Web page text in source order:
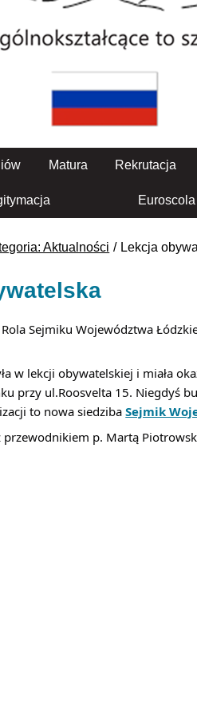
Matura Rekrutacja
Euroscola
Aktualności Lekcja
Sejmiku Województwa
w lekcji obywatelskiej i miała
przy ul.Roosvelta 15. Niegdyś
to nowa siedziba Sejmik
przewodnikiem p. Martą